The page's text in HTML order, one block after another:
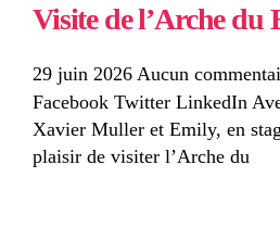
Visite de l’Arche du
29 juin 2026 Aucun
Facebook Twitter LinkedIn
Xavier Muller et Emily, en
plaisir de visiter l’Arche du